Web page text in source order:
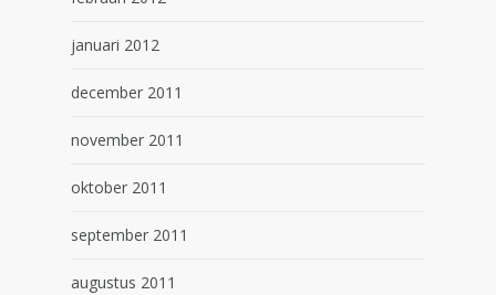
januari 2012
december 2011
november 2011
oktober 2011
september 2011
augustus 2011